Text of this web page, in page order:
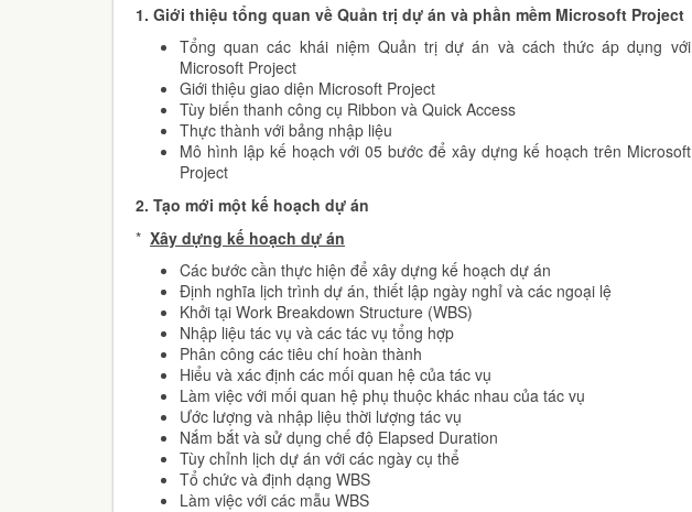
1. Giới thiệu tổng quan về Quản trị dự án và phần mềm Microsoft Project
Tổng quan các khái niệm Quản trị dự án và cách thức áp dụng với
Microsoft Project
Giới thiệu giao diện Microsoft Project
Tùy biến thanh công cụ Ribbon và Quick Access
Thực thành với bảng nhập liệu
Mô hình lập kế hoạch với 05 bước để xây dựng kế hoạch trên Microsoft
Project
2. Tạo mới một kế hoạch dự án
* Xây dựng kế hoạch dự án
Các bước cần thực hiện để xây dựng kế hoạch dự án
Định nghĩa lịch trình dự án, thiết lập ngày nghỉ và các ngoại lệ
Khởi tại Work Breakdown Structure (WBS)
Nhập liệu tác vụ và các tác vụ tổng hợp
Phân công các tiêu chí hoàn thành
Hiểu và xác định các mối quan hệ của tác vụ
Làm việc với mối quan hệ phụ thuộc khác nhau của tác vụ
Ước lượng và nhập liệu thời lượng tác vụ
Nắm bắt và sử dụng chế độ Elapsed Duration
Tùy chỉnh lịch dự án với các ngày cụ thể
Tổ chức và định dạng WBS
Làm việc với các mẫu WBS